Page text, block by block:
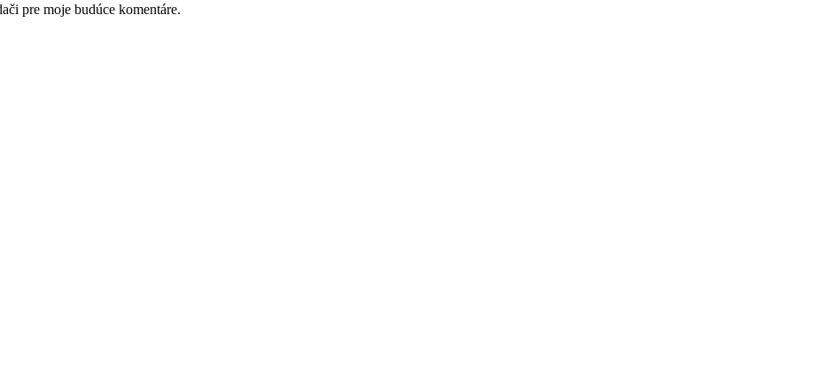
pre moje budúce komentáre.